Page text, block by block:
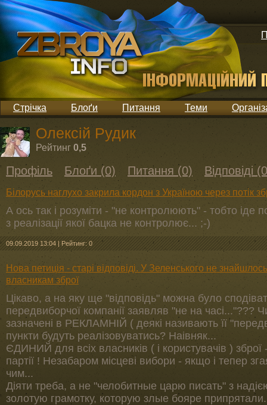
Стрічка Блоґи Питання Теми
Олексій Рудик
Рейтинг 0,5
Профіль Блоґи (0) Питання (0) Відповіді
Білорусь наглухо закрила кордон з Україною через потік
А ось так і розуміти - "не контролюють" - тобто іде
з реалізації якої бацка не контролює... ;-)
09.09.2019 13:04 | Рейтинг: 0
Нова петиція - старі відповіді. У Зеленського не
власникам зброї
Цікаво, а на яку ще "відповідь" можна було
передвиборчої компанії заявляв "не на часі..."???
зазначені в РЕКЛАМНІЙ ( деякі називають її
пункти будуть реалізовуватись? Наівняк...
ЄДИНИЙ для всіх власників ( і користувачів ) зброї
партії ! Незабаром місцеві вибори - якщо і тепер
чим...
Діяти треба, а не "челобитные царю писать" з
золотую грамотку, которую злые бояре